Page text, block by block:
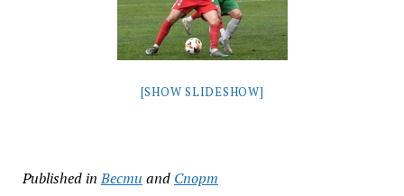
[SHOW SLIDESHOW]
Published in Вести and Спорт